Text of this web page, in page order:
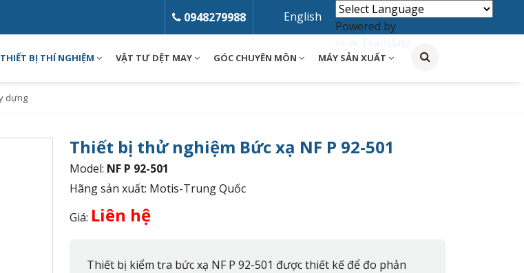
Powered by
Translate
English
0948279988
THIẾT BỊ THÍ NGHIỆM VẬT TƯ DỆT MAY GÓC CHUYÊN MÔN MÁY SẢN XUẤT
dựng
Thiết bị thử nghiệm Bức xạ NF P 92-501
Model: NF P 92-501
Hãng sản xuất: Motis-Trung Quốc
Giá: Liên hệ
Thiết bị kiểm tra bức xạ NF P 92-501 được thiết kế để đo phản